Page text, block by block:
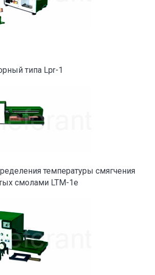
типа Lpr-1
температуры смягчения
смолами LTM-1e